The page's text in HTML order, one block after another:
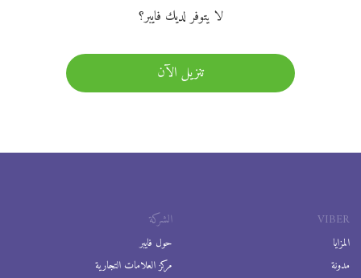
لا يتوفر لديك فايبر؟
تنزيل الآن
VIBER
المزايا
مدونة
الشركة
حول فايبر
مركز العلامات التجارية